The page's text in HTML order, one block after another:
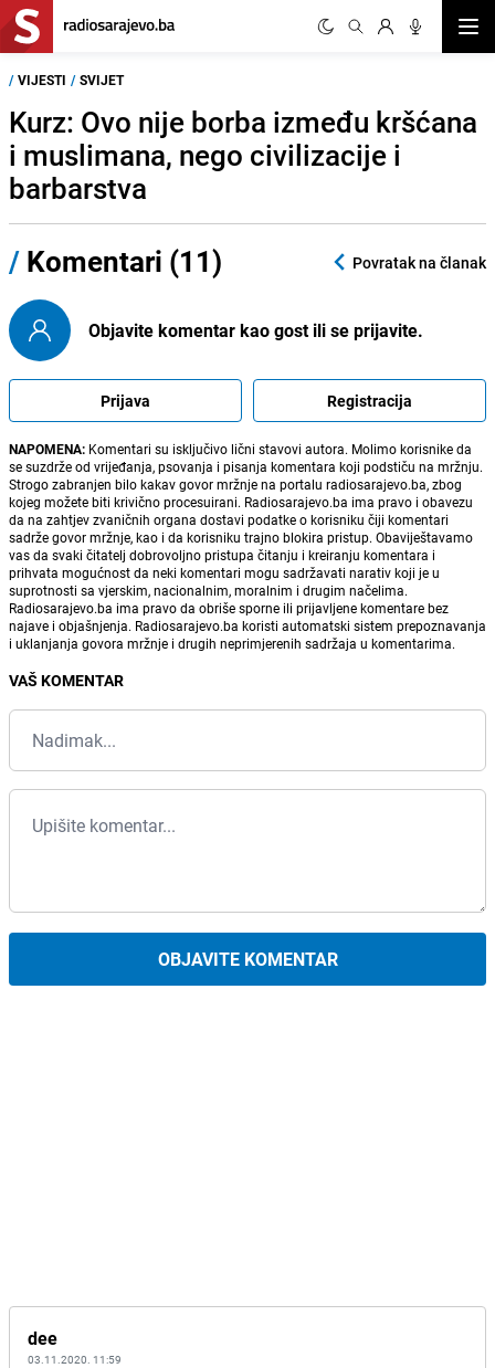
/ VIJESTI / SVIJET
Kurz: Ovo nije borba između kršćana
i muslimana, nego civilizacije i
barbarstva
/ Komentari (11) Povratak na članak
Objavite komentar kao gost ili se prijavite.
Prijava Registracija
NAPOMENA: Komentari su isključivo lični stavovi autora. Molimo korisnike da
se suzdrže od vrijeđanja, psovanja i pisanja komentara koji podstiču na mržnju.
Strogo zabranjen bilo kakav govor mržnje na portalu radiosarajevo.ba, zbog
kojeg možete biti krivično procesuirani. Radiosarajevo.ba ima pravo i obavezu
da na zahtjev zvaničnih organa dostavi podatke o korisniku čiji komentari
sadrže govor mržnje, kao i da korisniku trajno blokira pristup. Obaviještavamo
vas da svaki čitatelj dobrovoljno pristupa čitanju i kreiranju komentara i
prihvata mogućnost da neki komentari mogu sadržavati narativ koji je u
suprotnosti sa vjerskim, nacionalnim, moralnim i drugim načelima.
Radiosarajevo.ba ima pravo da obriše sporne ili prijavljene komentare bez
najave i objašnjenja. Radiosarajevo.ba koristi automatski sistem prepoznavanja
i uklanjanja govora mržnje i drugih neprimjerenih sadržaja u komentarima.
VAŠ KOMENTAR
OBJAVITE KOMENTAR
dee
03.11.2020. 11:59